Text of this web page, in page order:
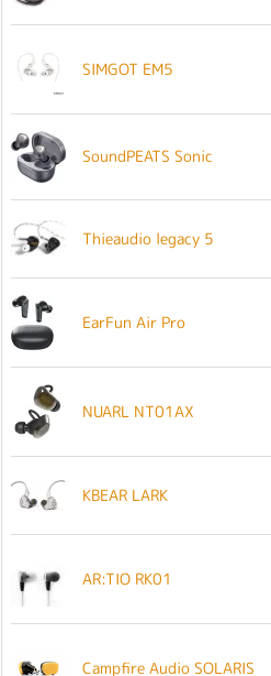
SIMGOT EM5
SoundPEATS Sonic
Thieaudio legacy 5
EarFun Air Pro
NUARL NT01AX
KBEAR LARK
AR:TIO RK01
Campfire Audio SOLARIS